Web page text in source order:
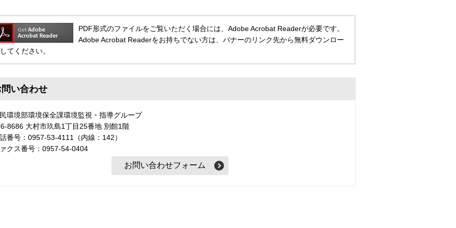
PDF形式のファイルをご覧いただく場合には、Adobe Acrobat Readerが必要です。
Adobe Acrobat Readerをお持ちでない方は、バナーのリンク先から無料ダウンロー
てください。
い合わせ
環境部環境保全課環境監視・指導グループ
8686 大村市玖島1丁目25番地 別館1階
番号：0957-53-4111（内線：142）
クス番号：0957-54-0404